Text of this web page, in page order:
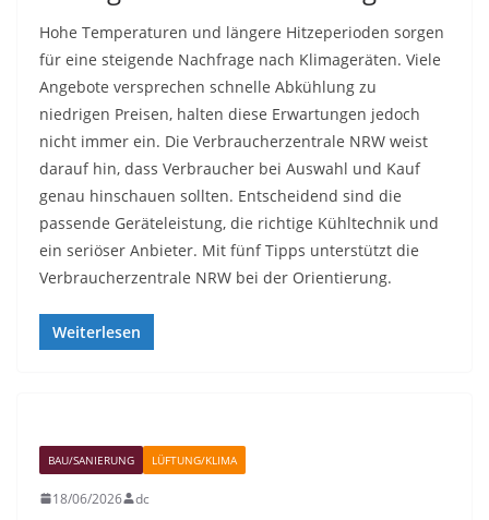
Hohe Temperaturen und längere Hitzeperioden sorgen
für eine steigende Nachfrage nach Klimageräten. Viele
Angebote versprechen schnelle Abkühlung zu
niedrigen Preisen, halten diese Erwartungen jedoch
nicht immer ein. Die Verbraucherzentrale NRW weist
darauf hin, dass Verbraucher bei Auswahl und Kauf
genau hinschauen sollten. Entscheidend sind die
passende Geräteleistung, die richtige Kühltechnik und
ein seriöser Anbieter. Mit fünf Tipps unterstützt die
Verbraucherzentrale NRW bei der Orientierung.
Weiterlesen
BAU/SANIERUNG LÜFTUNG/KLIMA
18/06/2026 dc